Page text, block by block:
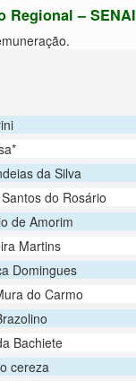
Regional –
da Silva
do Rosário
de Amorim
Martins
Domingues
do Carmo
Bachiete
cereza